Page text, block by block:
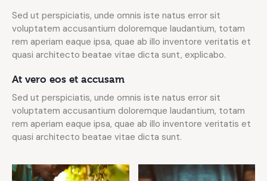
Sed ut perspiciatis, unde omnis iste natus error sit
voluptatem accusantium doloremque laudantium, totam
rem aperiam eaque ipsa, quae ab illo inventore veritatis et
quasi architecto beatae vitae dicta sunt, explicabo.
At vero eos et accusam
Sed ut perspiciatis, unde omnis iste natus error sit
voluptatem accusantium doloremque laudantium, totam
rem aperiam eaque ipsa, quae ab illo inventore veritatis et
quasi architecto beatae vitae dicta sunt.